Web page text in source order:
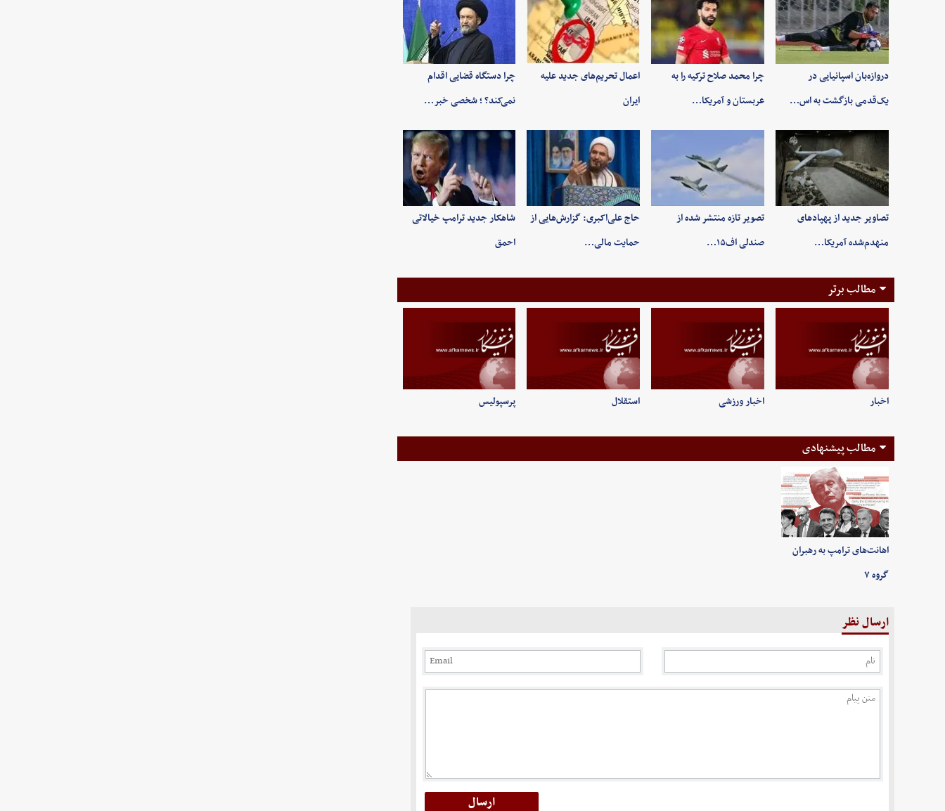
دروازه‌بان اسپانیایی در
یک‌قدمی بازگشت به اس…
چرا محمد صلاح ترکیه را به
عربستان و آمریکا…
اعمال تحریم‌های جدید علیه
ایران
چرا دستگاه قضایی اقدام
نمی‌کند؟ ؛ شخصی خبر…
تصاویر جدید از پهپادهای
منهدم‌شده آمریکا…
تصویر تازه منتشر شده از
صندلی اف۱۵…
حاج علی‌اکبری: گزارش‌هایی از
حمایت مالی…
شاهکار جدید ترامپ خیالاتی
احمق
مطالب برتر
اخبار اخبار ورزشی استقلال پرسپولیس
مطالب پیشنهادی
اهانت‌های ترامپ به رهبران
گروه ۷
ارسال نظر